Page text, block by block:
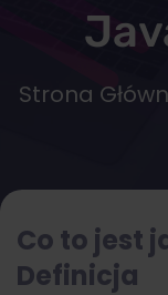
Strona
Co to jest
Definicja